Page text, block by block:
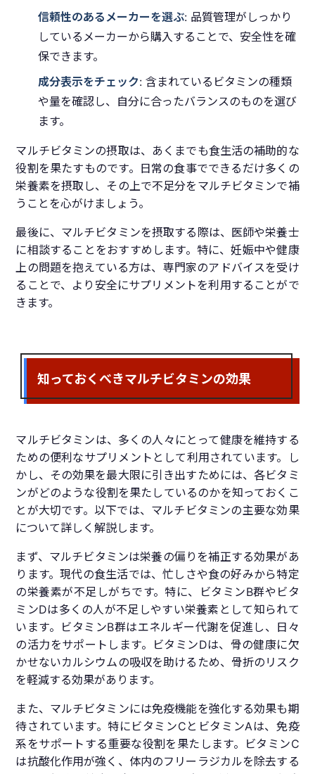
信頼性のあるメーカーを選ぶ: 品質管理がしっかり
しているメーカーから購入することで、安全性を確
保できます。
成分表示をチェック: 含まれているビタミンの種類
や量を確認し、自分に合ったバランスのものを選び
ます。
マルチビタミンの摂取は、あくまでも食生活の補助的な
役割を果たすものです。日常の食事でできるだけ多くの
栄養素を摂取し、その上で不足分をマルチビタミンで補
うことを心がけましょう。
最後に、マルチビタミンを摂取する際は、医師や栄養士
に相談することをおすすめします。特に、妊娠中や健康
上の問題を抱えている方は、専門家のアドバイスを受け
ることで、より安全にサプリメントを利用することがで
きます。
知っておくべきマルチビタミンの効果
マルチビタミンは、多くの人々にとって健康を維持する
ための便利なサプリメントとして利用されています。し
かし、その効果を最大限に引き出すためには、各ビタミ
ンがどのような役割を果たしているのかを知っておくこ
とが大切です。以下では、マルチビタミンの主要な効果
について詳しく解説します。
まず、マルチビタミンは栄養の偏りを補正する効果があ
ります。現代の食生活では、忙しさや食の好みから特定
の栄養素が不足しがちです。特に、ビタミンB群やビタ
ミンDは多くの人が不足しやすい栄養素として知られて
います。ビタミンB群はエネルギー代謝を促進し、日々
の活力をサポートします。ビタミンDは、骨の健康に欠
かせないカルシウムの吸収を助けるため、骨折のリスク
を軽減する効果があります。
また、マルチビタミンには免疫機能を強化する効果も期
待されています。特にビタミンCとビタミンAは、免疫
系をサポートする重要な役割を果たします。ビタミンC
は抗酸化作用が強く、体内のフリーラジカルを除去する